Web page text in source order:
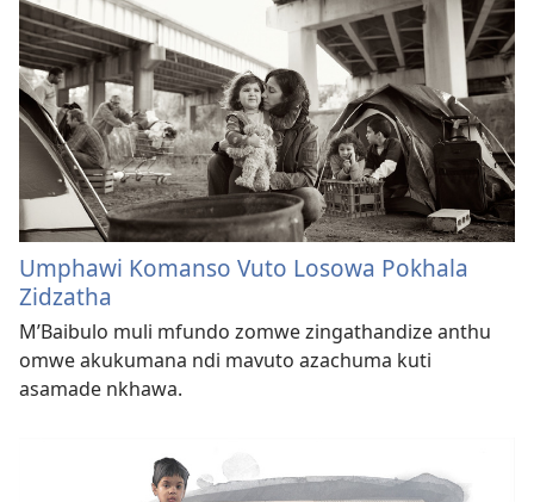
Umphawi Komanso Vuto Losowa Pokhala
Zidzatha
M’Baibulo muli mfundo zomwe zingathandize anthu
omwe akukumana ndi mavuto azachuma kuti
asamade nkhawa.